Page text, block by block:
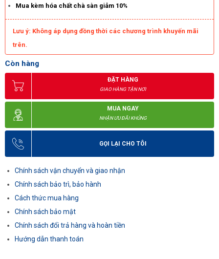
Mua kèm hóa chất chà sàn giảm 10%
Lưu ý: Không áp dụng đồng thời các chương trình khuyến mãi
trên.
Còn hàng
ĐẶT HÀNG
GIAO HÀNG TẬN NƠI
MUA NGAY
NHẬN ƯU ĐÃI KHỦNG
GỌI LẠI CHO TÔI
Chính sách vận chuyển và giao nhận
Chính sách bảo trì, bảo hành
Cách thức mua hàng
Chính sách bảo mật
Chính sách đổi trả hàng và hoàn tiền
Hướng dẫn thanh toán